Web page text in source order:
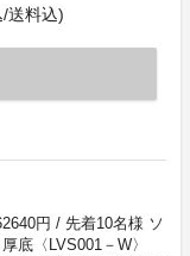
送料込)
円 / 先着10名様 ソ
底〈LVS001－W〉